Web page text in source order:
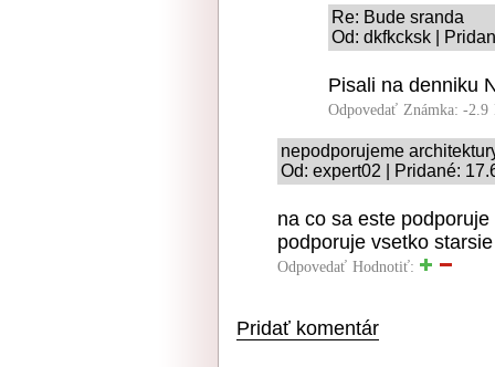
Re: Bude sranda
Od: dkfkcksk |
Pisali na denniku
Odpovedať Známka: -2.9
nepodporujeme
Od: expert02 | Pridané:
na co sa este
podporuje vsetko
Odpovedať Hodnotiť:
Pridať komentár